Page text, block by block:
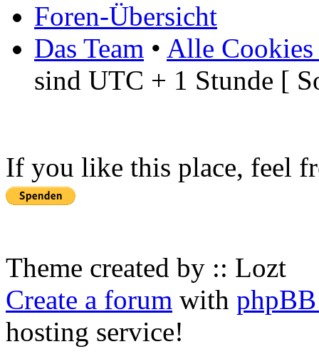
Foren-Übersicht
Das Team • Alle Cookies
sind UTC + 1 Stunde [
If you like this place, feel
Theme created by :: Lozt
Create a forum with
hosting service!